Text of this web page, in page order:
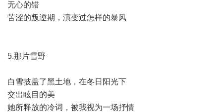
无心的错
苦涩的叛逆期，演变过怎样的暴风
5.那片雪野
白雪披盖了黑土地，在冬日阳光下
交出眩目的美
她所释放的冷词，被我视为一场抒情